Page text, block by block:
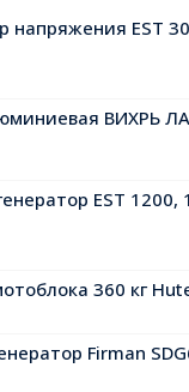
напряжения EST
ВИХРЬ
EST 1200,
360 кг
Firman